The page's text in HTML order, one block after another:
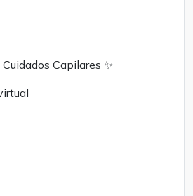
Capilares ✨️